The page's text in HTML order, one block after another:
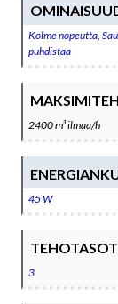
Kolme nopeutta
puhdistaa
2400 m³ ilmaa/h
45 W
TEHOTASOT
3